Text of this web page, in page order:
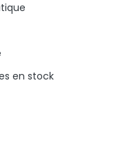
en stock